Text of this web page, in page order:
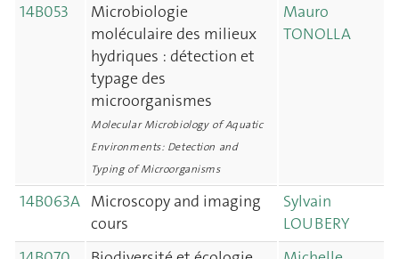
14B053
Microbiologie
moléculaire des milieux
hydriques : détection et
typage des
microorganismes
Molecular Microbiology of Aquatic
Environments: Detection and
Typing of Microorganisms
Mauro
TONOLLA
14B063A Microscopy and imaging
cours
Sylvain
LOUBERY